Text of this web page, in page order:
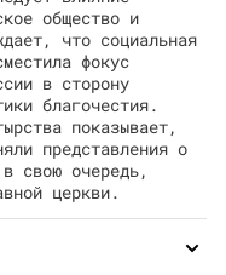
общество и
что социальная
фокус
в сторону
благочестия.
показывает,
представления о
свою очередь,
церкви.